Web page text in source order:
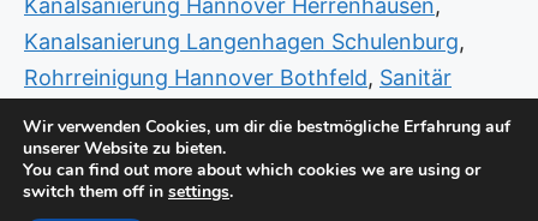
Kanalsanierung Hannover Herrenhausen,
Kanalsanierung Langenhagen Schulenburg,
Rohrreinigung Hannover Bothfeld, Sanitär
Neustadt am Rübenberge Neustadt
Sanitär
Notdienst Hannover Herrenhausen
Notdienst Hannover Linden Limmer
Sanitär
Wir verwenden Cookies, um dir die bestmögliche Erfahrung auf
unserer Website zu bieten.
You can find out more about which cookies we are using or
switch them off in settings.